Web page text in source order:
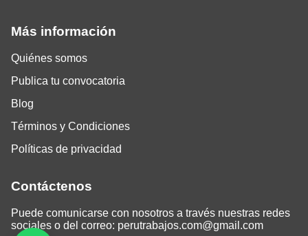
Más información
Quiénes somos
Publica tu convocatoria
Blog
Términos y Condiciones
Políticas de privacidad
Contáctenos
Puede comunicarse con nosotros a través nuestras redes
sociales o del correo: perutrabajos.com@gmail.com